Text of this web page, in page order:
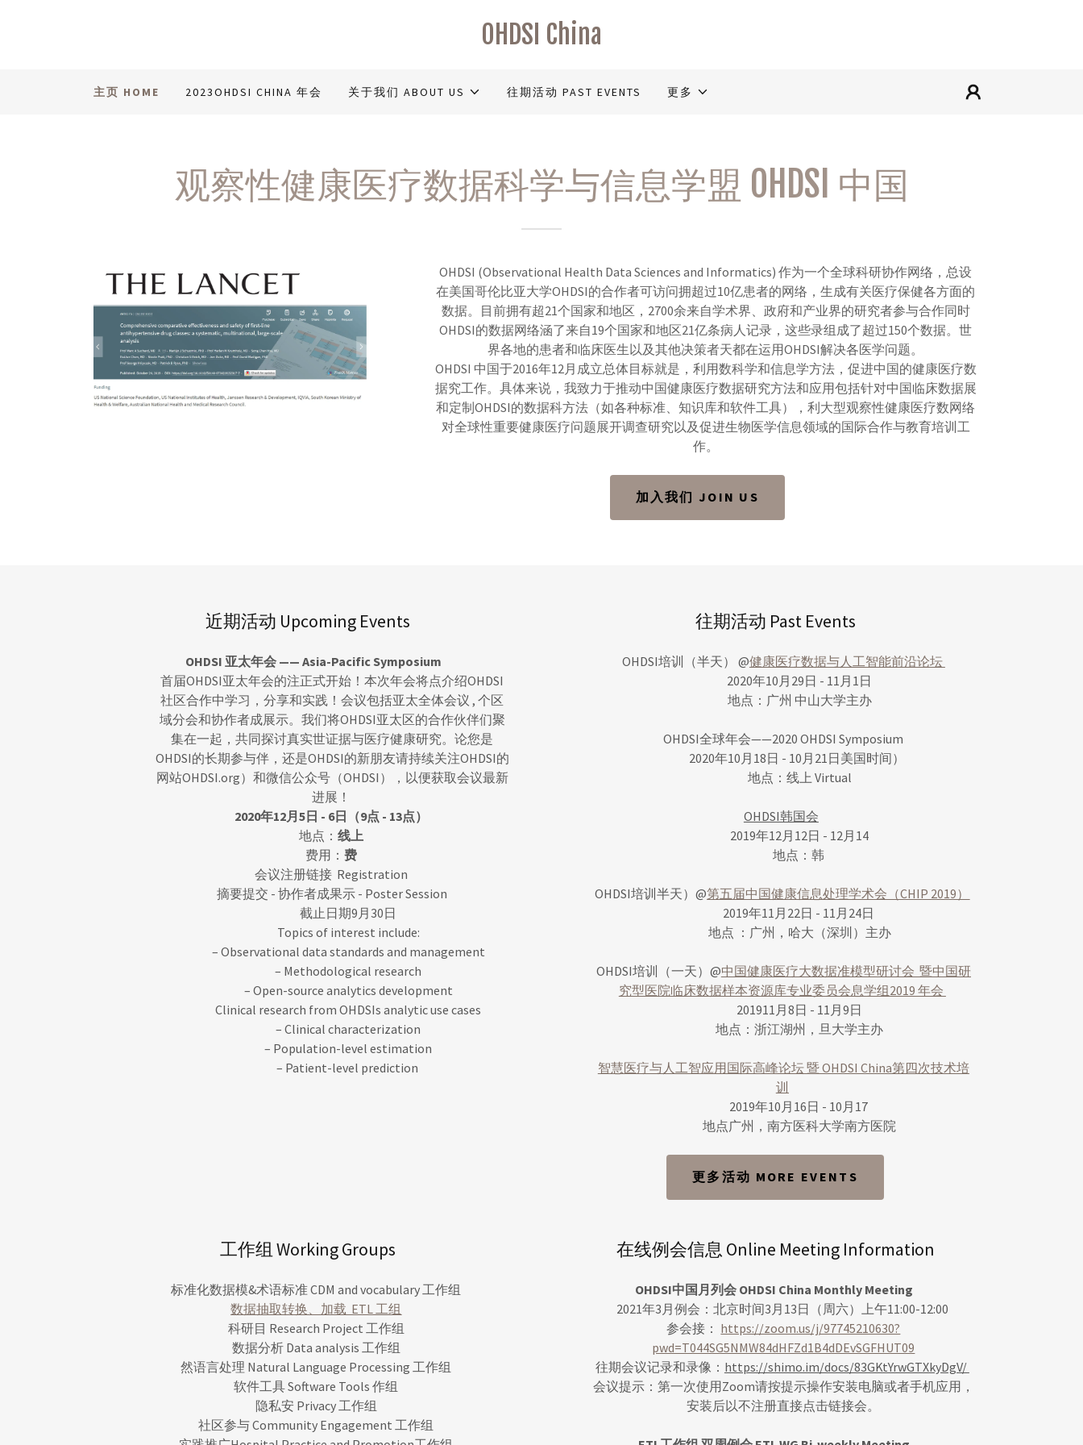
OHDSI China
主页 HOME 2023OHDSI CHINA 年会 关于我们 ABOUT US 往期活动 PAST EVENTS 更多
观察性健康医疗数据科学与信息学盟 OHDSI 中国
OHDSI (Observational Health Data Sciences and Informatics) 作为一个全球科研协作网络，总设
在美国哥伦比亚大学OHDSI的合作者可访问拥超过10亿患者的网络，生成有关医疗保健各方面的
数据。目前拥有超21个国家和地区，2700余来自学术界、政府和产业界的研究者参与合作同时
OHDSI的数据网络涵了来自19个国家和地区21亿条病人记录，这些录组成了超过150个数据。世
界各地的患者和临床医生以及其他决策者天都在运用OHDSI解决各医学问题。
OHDSI 中国于2016年12月成立总体目标就是，利用数科学和信息学方法，促进中国的健康医疗数
据究工作。具体来说，我致力于推动中国健康医疗数据研究方法和应用包括针对中国临床数据展
和定制OHDSI的数据科方法（如各种标准、知识库和软件工具），利大型观察性健康医疗数网络
对全球性重要健康医疗问题展开调查研究以及促进生物医学信息领域的国际合作与教育培训工
作。
加入我们 JOIN US
近期活动 Upcoming Events
OHDSI 亚太年会 —— Asia-Pacific Symposium
首届OHDSI亚太年会的注正式开始！本次年会将点介绍OHDSI
社区合作中学习，分享和实践！会议包括亚太全体会议 , 个区
域分会和协作者成展示。我们将OHDSI亚太区的合作伙伴们聚
集在一起，共同探讨真实世证据与医疗健康研究。论您是
OHDSI的长期参与伴，还是OHDSI的新朋友请持续关注OHDSI的
网站OHDSI.org）和微信公众号（OHDSI），以便获取会议最新
进展！
2020年12月5日 - 6日（9点 - 13点）
地点： 线上
费用： 费
会议注册链接 Registration
摘要提交 - 协作者成果示 - Poster Session
截止日期9月30日
Topics of interest include:
– Observational data standards and management
– Methodological research
– Open-source analytics development
Clinical research from OHDSIs analytic use cases
– Clinical characterization
– Population-level estimation
– Patient-level prediction
往期活动 Past Events
OHDSI培训（半天） @健康医疗数据与人工智能前沿论坛
2020年10月29日 - 11月1日
地点：广州 中山大学主办
OHDSI全球年会——2020 OHDSI Symposium
2020年10月18日 - 10月21日美国时间）
地点：线上 Virtual
OHDSI韩国会
2019年12月12日 - 12月14
地点：韩
OHDSI培训半天）@第五届中国健康信息处理学术会（CHIP 2019）
2019年11月22日 - 11月24日
地点 ：广州，哈大（深圳）主办
OHDSI培训（一天）@中国健康医疗大数据准模型研讨会 暨中国研
究型医院临床数据样本资源库专业委员会息学组2019 年会
201911月8日 - 11月9日
地点：浙江湖州，旦大学主办
智慧医疗与人工智应用国际高峰论坛 暨 OHDSI China第四次技术培
训
2019年10月16日 - 10月17
地点广州，南方医科大学南方医院
更多活动 MORE EVENTS
工作组 Working Groups
标准化数据模&术语标准 CDM and vocabulary 工作组
数据抽取转换、加载 ETL 工组
科研目 Research Project 工作组
数据分析 Data analysis 工作组
然语言处理 Natural Language Processing 工作组
软件工具 Software Tools 作组
隐私安 Privacy 工作组
社区参与 Community Engagement 工作组
在线例会信息 Online Meeting Information
OHDSI中国月列会 OHDSI China Monthly Meeting
2021年3月例会：北京时间3月13日（周六）上午11:00-12:00
参会接： https://zoom.us/j/97745210630?
pwd=T044SG5NMW84dHFZd1B4dDEvSGFHUT09
往期会议记录和录像： https://shimo.im/docs/83GKtYrwGTXkyDgV/
会议提示：第一次使用Zoom请按提示操作安装电脑或者手机应用，
安装后以不注册直接点击链接会。